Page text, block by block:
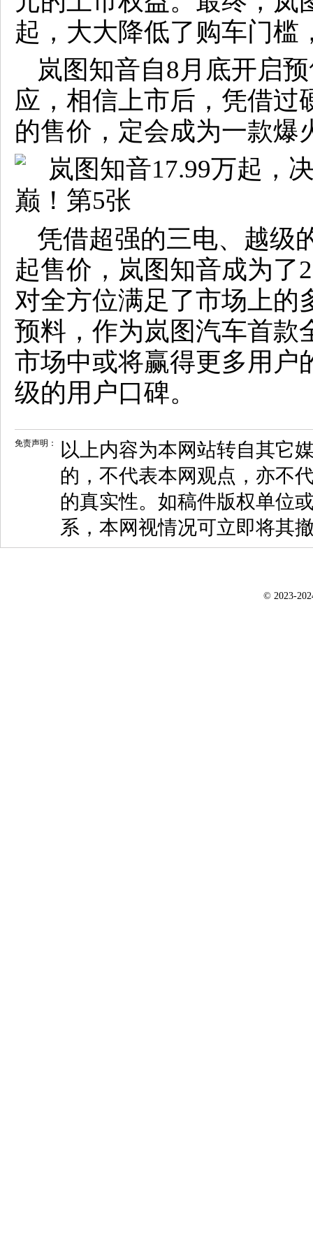
起，大大降低了购车门槛
岚图知音自8月底开启
应，相信上市后，凭借过
的售价，定会成为一款爆
凭借超强的三电、越级
起售价，岚图知音成为了
对全方位满足了市场上的
预料，作为岚图汽车首款
市场中或将赢得更多用户
级的用户口碑。
免责声明：
以上内容为本网站转自其它
的，不代表本网观点，亦不
的真实性。如稿件版权单位
系，本网视情况可立即将其
© 2023-